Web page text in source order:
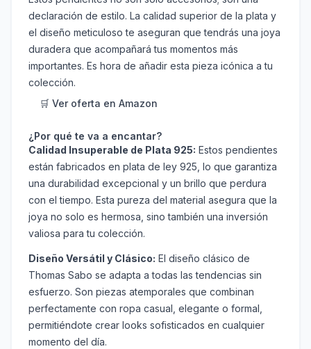
declaración de estilo. La calidad superior de la plata y
el diseño meticuloso te aseguran que tendrás una joya
duradera que acompañará tus momentos más
importantes. Es hora de añadir esta pieza icónica a tu
colección.
🛒 Ver oferta en Amazon
¿Por qué te va a encantar?
Calidad Insuperable de Plata 925: Estos pendientes
están fabricados en plata de ley 925, lo que garantiza
una durabilidad excepcional y un brillo que perdura
con el tiempo. Esta pureza del material asegura que la
joya no solo es hermosa, sino también una inversión
valiosa para tu colección.
Diseño Versátil y Clásico: El diseño clásico de
Thomas Sabo se adapta a todas las tendencias sin
esfuerzo. Son piezas atemporales que combinan
perfectamente con ropa casual, elegante o formal,
permitiéndote crear looks sofisticados en cualquier
momento del día.